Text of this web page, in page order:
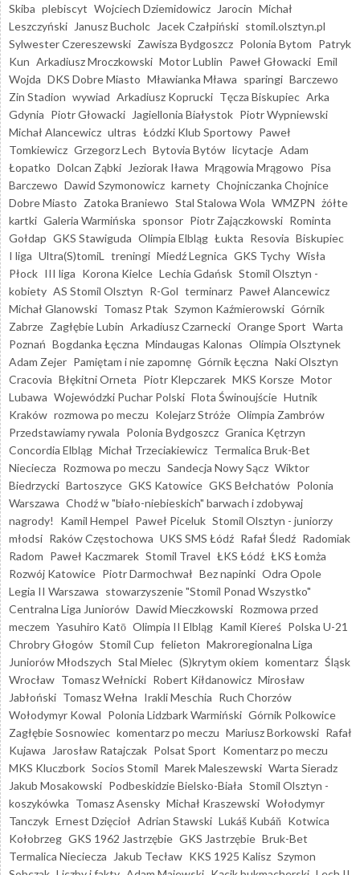
Skiba plebiscyt Wojciech Dziemidowicz Jarocin Michał
Leszczyński
Janusz Bucholc Jacek Czałpiński stomil.olsztyn.pl
Sylwester Czereszewski Zawisza Bydgoszcz Polonia Bytom Patryk
Kun Arkadiusz Mroczkowski Motor Lublin Paweł Głowacki Emil
Wojda DKS Dobre Miasto Mławianka Mława sparingi Barczewo
Zin Stadion wywiad Arkadiusz Koprucki Tęcza Biskupiec Arka
Gdynia Piotr Głowacki Jagiellonia Białystok Piotr Wypniewski
Michał Alancewicz ultras Łódzki Klub Sportowy Paweł
Tomkiewicz Grzegorz Lech Bytovia Bytów licytacje Adam
Łopatko Dolcan Ząbki Jeziorak Iława Mrągowia Mrągowo Pisa
Barczewo Dawid Szymonowicz karnety Chojniczanka Chojnice
Dobre Miasto Zatoka Braniewo Stal Stalowa Wola WMZPN żółte
kartki Galeria Warmińska sponsor Piotr Zajączkowski Rominta
Gołdap GKS Stawiguda Olimpia Elbląg Łukta Resovia Biskupiec
I liga Ultra(S)tomiL treningi Miedź Legnica GKS Tychy Wisła
Płock III liga Korona Kielce Lechia Gdańsk Stomil Olsztyn -
kobiety AS Stomil Olsztyn R-Gol terminarz Paweł Alancewicz
Michał Glanowski Tomasz Ptak Szymon Kaźmierowski Górnik
Zabrze Zagłębie Lubin Arkadiusz Czarnecki Orange Sport Warta
Poznań Bogdanka Łęczna Mindaugas Kalonas Olimpia Olsztynek
Adam Zejer Pamiętam i nie zapomnę Górnik Łęczna Naki Olsztyn
Cracovia Błękitni Orneta Piotr Klepczarek MKS Korsze Motor
Lubawa Wojewódzki Puchar Polski Flota Świnoujście Hutnik
Kraków rozmowa po meczu Kolejarz Stróże Olimpia Zambrów
Przedstawiamy rywala Polonia Bydgoszcz Granica Kętrzyn
Concordia Elbląg Michał Trzeciakiewicz Termalica Bruk-Bet
Nieciecza Rozmowa po meczu Sandecja Nowy Sącz Wiktor
Biedrzycki Bartoszyce GKS Katowice GKS Bełchatów Polonia
Warszawa Chodź w "biało-niebieskich" barwach i zdobywaj
nagrody!
Kamil Hempel Paweł Piceluk Stomil Olsztyn - juniorzy
młodsi Raków Częstochowa UKS SMS Łódź Rafał Śledź Radomiak
Radom Paweł Kaczmarek Stomil Travel ŁKS Łódź ŁKS Łomża
Rozwój Katowice Piotr Darmochwał Bez napinki Odra Opole
Legia II Warszawa stowarzyszenie "Stomil Ponad Wszystko"
Centralna Liga Juniorów Dawid Mieczkowski Rozmowa przed
meczem Yasuhiro Katō Olimpia II Elbląg Kamil Kiereś Polska U-21
Chrobry Głogów Stomil Cup felieton Makroregionalna Liga
Juniorów Młodszych Stal Mielec (S)krytym okiem komentarz Śląsk
Wrocław Tomasz Wełnicki Robert Kiłdanowicz Mirosław
Jabłoński Tomasz Wełna Irakli Meschia Ruch Chorzów
Wołodymyr Kowal Polonia Lidzbark Warmiński Górnik Polkowice
Zagłębie Sosnowiec komentarz po meczu Mariusz Borkowski Rafał
Kujawa
Jarosław Ratajczak Polsat Sport Komentarz po meczu
MKS Kluczbork Socios Stomil Marek Maleszewski Warta Sieradz
Jakub Mosakowski Podbeskidzie Bielsko-Biała Stomil Olsztyn -
koszykówka Tomasz Asensky Michał Kraszewski Wołodymyr
Tanczyk Ernest Dzięcioł Adrian Stawski Lukáš Kubáň Kotwica
Kołobrzeg GKS 1962 Jastrzębie GKS Jastrzębie Bruk-Bet
Termalica Nieciecza
Jakub Tecław KKS 1925 Kalisz Szymon